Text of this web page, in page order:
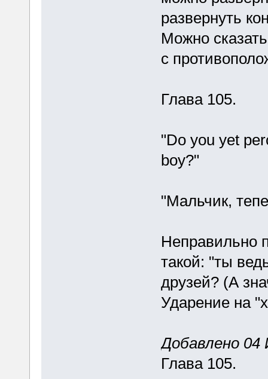
развернуть
Можно
с
Глава 105.
"Do you yet
boy?"
"Мальчик,
Неправильно
такой: "ты
друзей? (А
Ударение на
Добавлено 04
Глава 105.